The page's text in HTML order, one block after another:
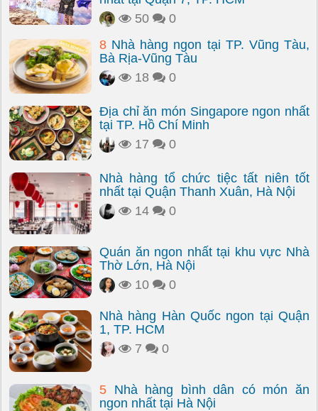
50
0
8 Nhà hàng ngon tại TP. Vũng Tàu,
Bà Rịa-Vũng Tàu
18
0
Địa chỉ ăn món Singapore ngon nhất
tại TP. Hồ Chí Minh
17
0
Nhà hàng tổ chức tiệc tất niên tốt
nhất tại Quận Thanh Xuân, Hà Nội
14
0
Quán ăn ngon nhất tại khu vực Nhà
Thờ Lớn, Hà Nội
10
0
Nhà hàng Hàn Quốc ngon tại Quận
1, TP. HCM
7
0
5 Nhà hàng bình dân có món ăn
ngon nhất tại Hà Nội